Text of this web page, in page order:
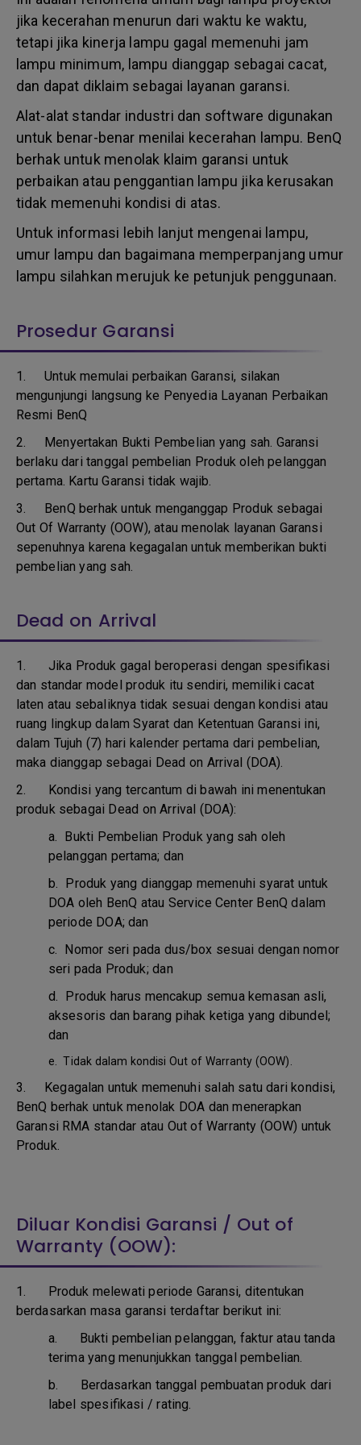
jika kecerahan menurun dari waktu ke waktu,
tetapi jika kinerja lampu gagal memenuhi jam
lampu minimum, lampu dianggap sebagai cacat,
dan dapat diklaim sebagai layanan garansi.
Alat-alat standar industri dan software digunakan
untuk benar-benar menilai kecerahan lampu. BenQ
berhak untuk menolak klaim garansi untuk
perbaikan atau penggantian lampu jika kerusakan
tidak memenuhi kondisi di atas.
Untuk informasi lebih lanjut mengenai lampu,
umur lampu dan bagaimana memperpanjang umur
lampu silahkan merujuk ke petunjuk penggunaan.
Prosedur Garansi
1.Untuk memulai perbaikan Garansi, silakan
mengunjungi langsung ke Penyedia Layanan Perbaikan
Resmi BenQ
2. Menyertakan Bukti Pembelian yang sah. Garansi
berlaku dari tanggal pembelian Produk oleh pelanggan
pertama. Kartu Garansi tidak wajib.
3. BenQ berhak untuk menganggap Produk sebagai
Out Of Warranty (OOW), atau menolak layanan Garansi
sepenuhnya karena kegagalan untuk memberikan bukti
pembelian yang sah.
Dead on Arrival
1. Jika Produk gagal beroperasi dengan spesifikasi
dan standar model produk itu sendiri, memiliki cacat
laten atau sebaliknya tidak sesuai dengan kondisi atau
ruang lingkup dalam Syarat dan Ketentuan Garansi ini,
dalam Tujuh (7) hari kalender pertama dari pembelian,
maka dianggap sebagai Dead on Arrival (DOA).
2. Kondisi yang tercantum di bawah ini menentukan
produk sebagai Dead on Arrival (DOA):
a. Bukti Pembelian Produk yang sah oleh
pelanggan pertama; dan
b. Produk yang dianggap memenuhi syarat untuk
DOA oleh BenQ atau Service Center BenQ dalam
periode DOA; dan
c. Nomor seri pada dus/box sesuai dengan nomor
seri pada Produk; dan
d. Produk harus mencakup semua kemasan asli,
aksesoris dan barang pihak ketiga yang dibundel;
dan
e.Tidak dalam kondisi Out of Warranty (OOW).
3. Kegagalan untuk memenuhi salah satu dari kondisi,
BenQ berhak untuk menolak DOA dan menerapkan
Garansi RMA standar atau Out of Warranty (OOW) untuk
Produk.
Diluar Kondisi Garansi / Out of
Warranty (OOW):
1. Produk melewati periode Garansi, ditentukan
berdasarkan masa garansi terdaftar berikut ini:
a. Bukti pembelian pelanggan, faktur atau tanda
terima yang menunjukkan tanggal pembelian.
b. Berdasarkan tanggal pembuatan produk dari
label spesifikasi / rating.